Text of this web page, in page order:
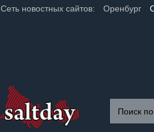
Сеть новостных сайтов: Оренбург